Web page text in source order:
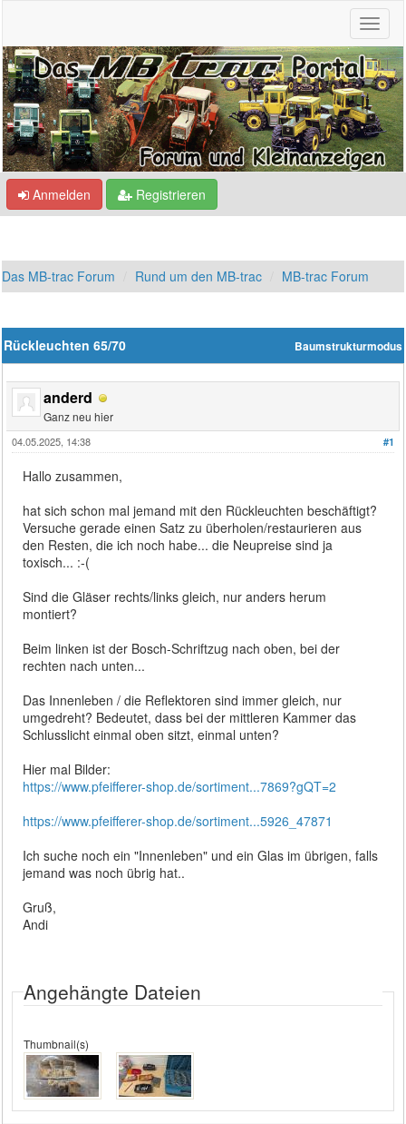
Anmelden Registrieren
Das MB-trac Forum Rund um den MB-trac MB-trac Forum
Baumstrukturmodus
Rückleuchten 65/70
anderd
Ganz neu hier
#1
04.05.2025, 14:38
Hallo zusammen,
hat sich schon mal jemand mit den Rückleuchten beschäftigt?
Versuche gerade einen Satz zu überholen/restaurieren aus
den Resten, die ich noch habe... die Neupreise sind ja
toxisch... :-(
Sind die Gläser rechts/links gleich, nur anders herum
montiert?
Beim linken ist der Bosch-Schriftzug nach oben, bei der
rechten nach unten...
Das Innenleben / die Reflektoren sind immer gleich, nur
umgedreht? Bedeutet, dass bei der mittleren Kammer das
Schlusslicht einmal oben sitzt, einmal unten?
Hier mal Bilder:
https://www.pfeifferer-shop.de/sortiment...7869?gQT=2
https://www.pfeifferer-shop.de/sortiment...5926_47871
Ich suche noch ein "Innenleben" und ein Glas im übrigen, falls
jemand was noch übrig hat..
Gruß,
Andi
Angehängte Dateien
Thumbnail(s)